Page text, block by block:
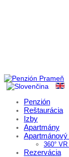
Penzión
Reštaurácia
Izby
Apartmány
Apartmánový
360°
Rezervácia